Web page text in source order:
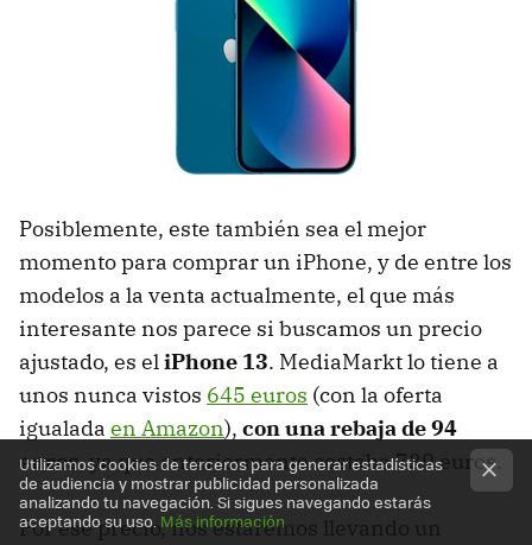
Posiblemente, este también sea el mejor
momento para comprar un iPhone, y de entre los
modelos a la venta actualmente, el que más
interesante nos parece si buscamos un precio
ajustado, es el iPhone 13. MediaMarkt lo tiene a
unos nunca vistos 645 euros (con la oferta
igualada en Amazon), con una rebaja de 94
euros, ya que anteriormente costaba 739 euros.
Por ese precio, nos estaremos llevando un
Utilizamos cookies de terceros para generar estadísticas
de audiencia y mostrar publicidad personalizada
analizando tu navegación. Si sigues navegando estarás
aceptando su uso.Más información